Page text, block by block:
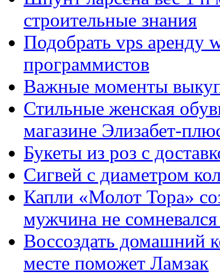
строительные знания
Подобрать vps аренду
программистов
Важные моменты
Стильные женская
магазине Элизабет-
Букеты из роз с
Сигвей с диаметром
Капли «Молот Тора»
мужчина не
Воссоздать домашний
месте поможет Ламзак